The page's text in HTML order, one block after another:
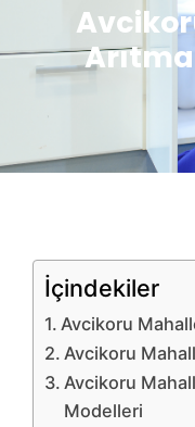
İçindekiler
Avcikoru
Avcikoru
Avcikoru
Modelleri